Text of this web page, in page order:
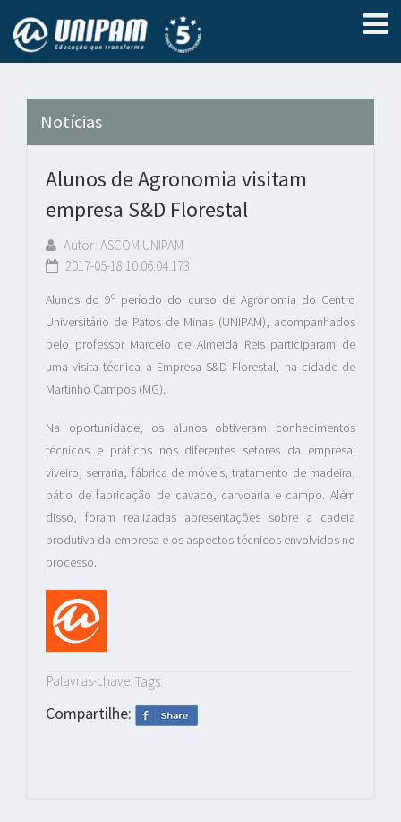
Notícias
Alunos de Agronomia visitam
empresa S&D Florestal
Autor: ASCOM UNIPAM
2017-05-18 10:06:04.173
Alunos do 9º período do curso de Agronomia do Centro
Universitário de Patos de Minas (UNIPAM), acompanhados
pelo professor Marcelo de Almeida Reis participaram de
uma visita técnica a Empresa S&D Florestal, na cidade de
Martinho Campos (MG).
Na oportunidade, os alunos obtiveram conhecimentos
técnicos e práticos nos diferentes setores da empresa:
viveiro, serraria, fábrica de móveis, tratamento de madeira,
pátio de fabricação de cavaco, carvoaria e campo. Além
disso, foram realizadas apresentações sobre a cadeia
produtiva da empresa e os aspectos técnicos envolvidos no
processo.
Palavras-chave: Tags:
Compartilhe: